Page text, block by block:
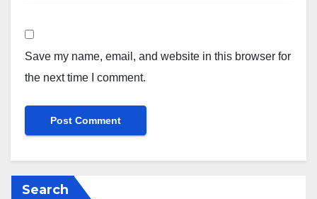
Save my name, email, and website in this browser for
the next time I comment.
Search